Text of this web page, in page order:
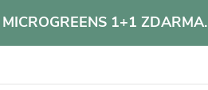
MICROGREENS 1+1 ZDARMA.